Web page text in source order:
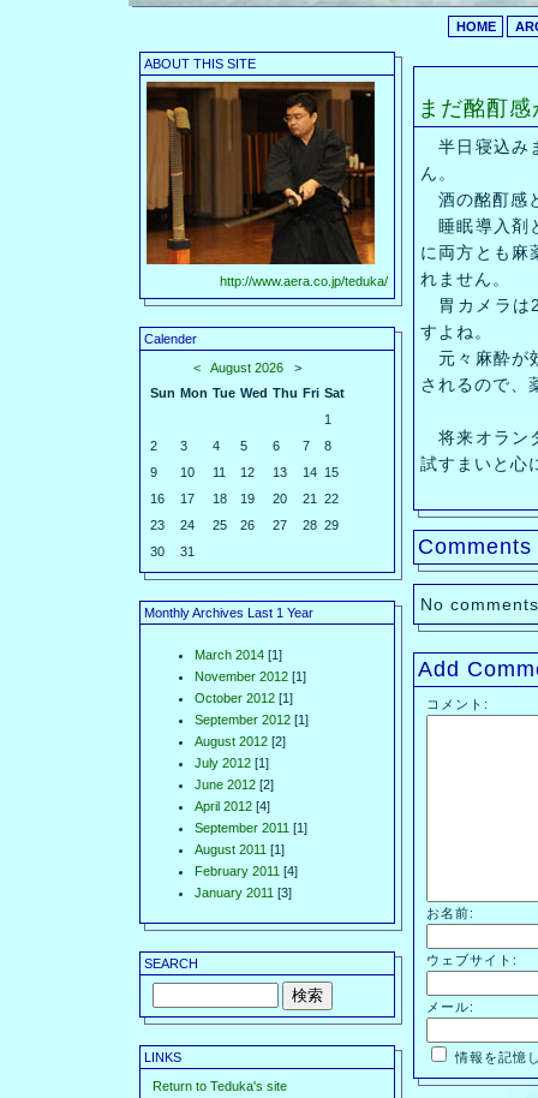
HOME
ABOUT THIS SITE
http://www.aera.co.jp/teduka/
Calender
<
August 2026 >
Sun Mon Tue Wed Thu Fri Sat
1
2
3 4 5 6 7
8
9
10 11 12 13 14 15
16
17 18 19 20 21
22
23
24 25 26 27 28 29
30
31
Monthly Archives Last 1 Year
March 2014 [1]
November 2012 [1]
October 2012 [1]
September 2012 [1]
August 2012 [2]
July 2012 [1]
June 2012 [2]
April 2012 [4]
September 2011 [1]
August 2011 [1]
February 2011 [4]
January 2011 [3]
SEARCH
LINKS
Return to Teduka's site
まだ酩酊
半日寝込み
ん。
酒の酩酊感
睡眠導入剤
に両方とも麻
れません。
胃カメラは
すよね。
元々麻酔が
されるので、
将来オラン
試すまいと心
Comments
No
Add
コメント:
お名前:
ウェブサイト:
メール:
情報を記憶